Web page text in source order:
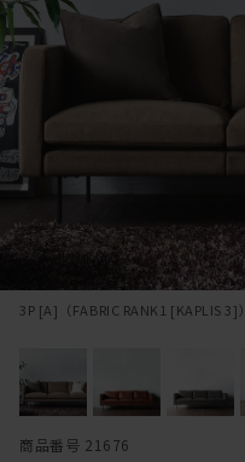
3P [A]（FABRIC RANK1 [KAPLIS 3]）
商品番号 21676